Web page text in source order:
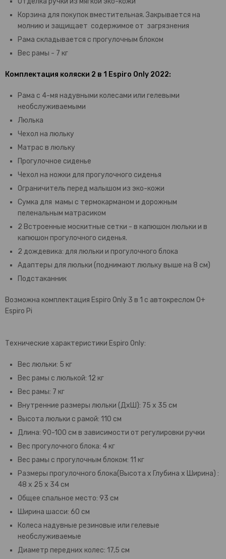
Корзина для покупок вместительная. Закрывается на
молнию и защищает содержимое от загрязнения
Рама складывается с прогулочным блоком
Вес рамы - 7 кг
Комплектация коляски 2 в 1 Espiro Only 2022:
Рама с 4-мя надувными колесами или гелевыми
необслуживаемыми
Люлька
Чехол на люльку
Матрас в люльку
Прогулочное сиденье
Чехол на ножки для прогулочного сиденья
Ограничитель перед малышом из эко-кожи
Сумка для мамы с термокарманом и дорожным
пеленальным матрасиком
2 Встроенные москитные сетки - в капюшон люльки и в
капюшон прогулочного сиденья.
2 дождевика: для люльки и прогулочного блока
Адаптеры для люльки (поднимают люльку выше на 8 см)
Подстаканник
Возможна комплектация Espiro Only 3 в 1 с автокреслом 0+
Espiro Pi
Технические характеристики Espiro Only:
Вес люльки: 5 кг
Вес рамы с люлькой: 12 кг
Вес рамы: 7 кг
Внутренние размеры люльки (ДхШ): 75 х 35 см
Высота люльки с рамой: 110 см
Длина: 90-100 см в зависимости от регулировки ручки
Вес прогулочного блока: 4 кг
Вес рамы с прогулочным блоком: 11 кг
Размеры прогулочного блока(Высота х Глубина х Ширина) :
48 х 25 х 34 см
Общее спальное место: 93 см
Ширина шасси: 60 см
Колеса надувные резиновые или гелевые
необслуживаемые
Диаметр передних колес: 17,5 см